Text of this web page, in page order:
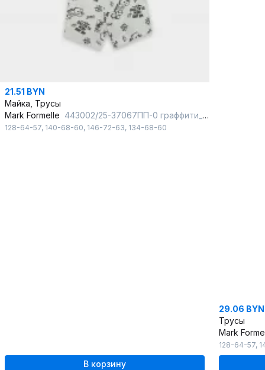
21.51 BYN
Майка, Трусы
Mark Formelle 443002/25-37067ПП-0 граффити_на_молочном
128-64-57, 140-68-60, 146-72-63, 134-68-60
В корзину
29.06 BYN
Трусы
Mark
128-64-57,